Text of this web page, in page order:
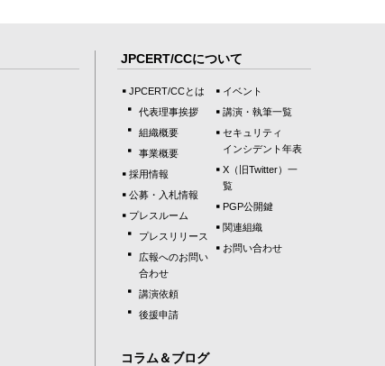
JPCERT/CCについて
JPCERT/CCとは
代表理事挨拶
組織概要
事業概要
採用情報
公募・入札情報
プレスルーム
プレスリリース
広報へのお問い
合わせ
講演依頼
後援申請
イベント
講演・執筆一覧
セキュリティ
インシデント年表
X（旧Twitter）一
覧
PGP公開鍵
関連組織
お問い合わせ
コラム＆ブログ